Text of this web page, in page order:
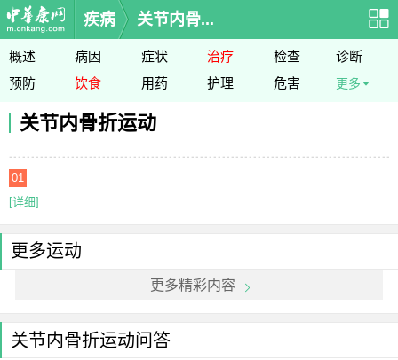
疾病 关节内骨...
概述 病因 症状 治疗 检查
诊断
预防
饮食 用药 护理 危害 更多
关节内骨折运动
01
[详细]
更多运动
更多精彩内容
关节内骨折运动问答